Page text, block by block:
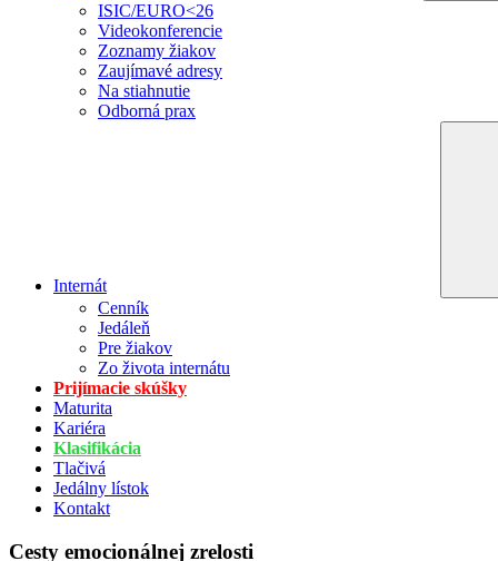
ISIC/EURO<26
Videokonferencie
Zoznamy žiakov
Zaujímavé adresy
Na stiahnutie
Odborná prax
Internát
Cenník
Jedáleň
Pre žiakov
Zo života internátu
Prijímacie skúšky
Maturita
Kariéra
Klasifikácia
Tlačivá
Jedálny lístok
Kontakt
Cesty emocionálnej zrelosti